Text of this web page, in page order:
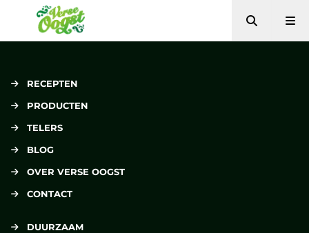
Verse Oogst
Zoeken
RECEPTEN
PRODUCTEN
TELERS
BLOG
OVER VERSE OOGST
CONTACT
DUURZAAM